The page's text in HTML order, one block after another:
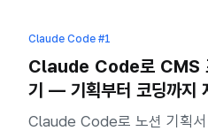
Claude Code #1
Claude Code로 CMS
기 — 기획부터 코딩까지
Claude Code로 노션 기획